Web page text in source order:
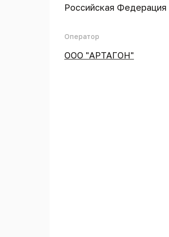
Российская Федерация
Оператор
ООО "АРТАГОН"